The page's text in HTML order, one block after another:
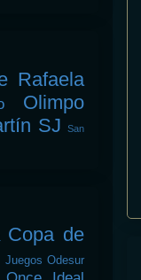
Rafaela
Olimpo
SJ
San
Copa de
Juegos Odesur